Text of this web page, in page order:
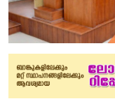
Sports
Travel & Tourism
Technology